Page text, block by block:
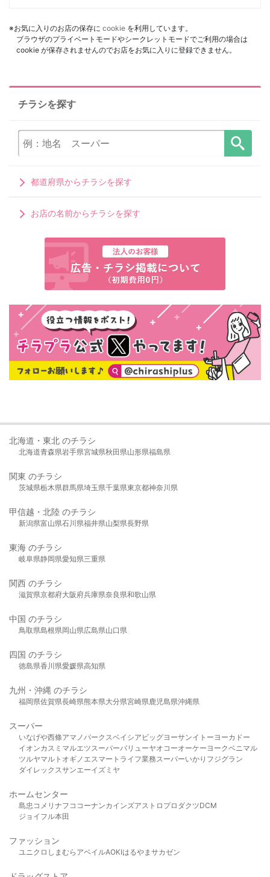
※お気に入りのお店の保存に cookie を利用しています。
ブラウザのプライベートモードやシークレットモードでご利用の場合は
cookie が保存されませんのでお店をお気に入りに登録できません。
チラシを探す
都道府県からチラシを探す
お店の名前からチラシを探す
北海道・東北 のチラシ
北海道青森県岩手県宮城県秋田県山形県福島県
関東 のチラシ
茨城県栃木県群馬県埼玉県千葉県東京都神奈川県
甲信越・北陸 のチラシ
新潟県富山県石川県福井県山梨県長野県
東海 のチラシ
岐阜県静岡県愛知県三重県
関西 のチラシ
滋賀県京都府大阪府兵庫県奈良県和歌山県
中国 のチラシ
鳥取県島根県岡山県広島県山口県
四国 のチラシ
徳島県香川県愛媛県高知県
九州・沖縄 のチラシ
福岡県佐賀県長崎県熊本県大分県宮崎県鹿児島県沖縄県
スーパー
いなげや西條アマノパークスベイシア ビッグヨーサンイトーヨーカドー
イオンカスミ マルエツスーパーバリューヤオコーオーケー ヨークベニマル
ツルヤマルト オギノ エスマート ライフ業務スーパーいかり フジグラン
ダイレックスサンエーイズミヤ
ホームセンター
島忠 コメリ ナフコ コーナンカインズアストロプロダクツDCM
ジョイフル本田
ファッション
ユニクロ しまむら アベイルAOKIはるやま サカゼン